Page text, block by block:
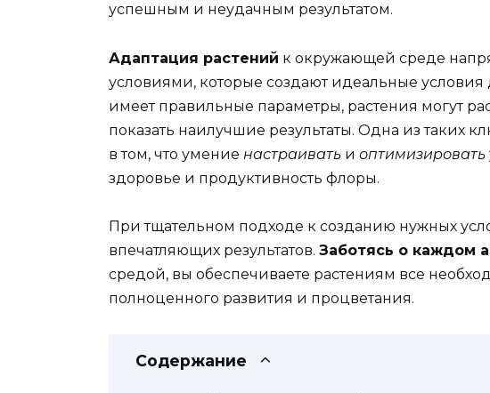
успешным и неудачным результатом.
Адаптация растений к окружающей среде
условиями, которые создают идеальные условия
имеет правильные параметры, растения могут
показать наилучшие результаты. Одна из таких
в том, что умение настраивать и оптимизировать
здоровье и продуктивность флоры.
При тщательном подходе к созданию нужных
впечатляющих результатов. Заботясь о каждом
средой, вы обеспечиваете растениям все
полноценного развития и процветания.
Содержание